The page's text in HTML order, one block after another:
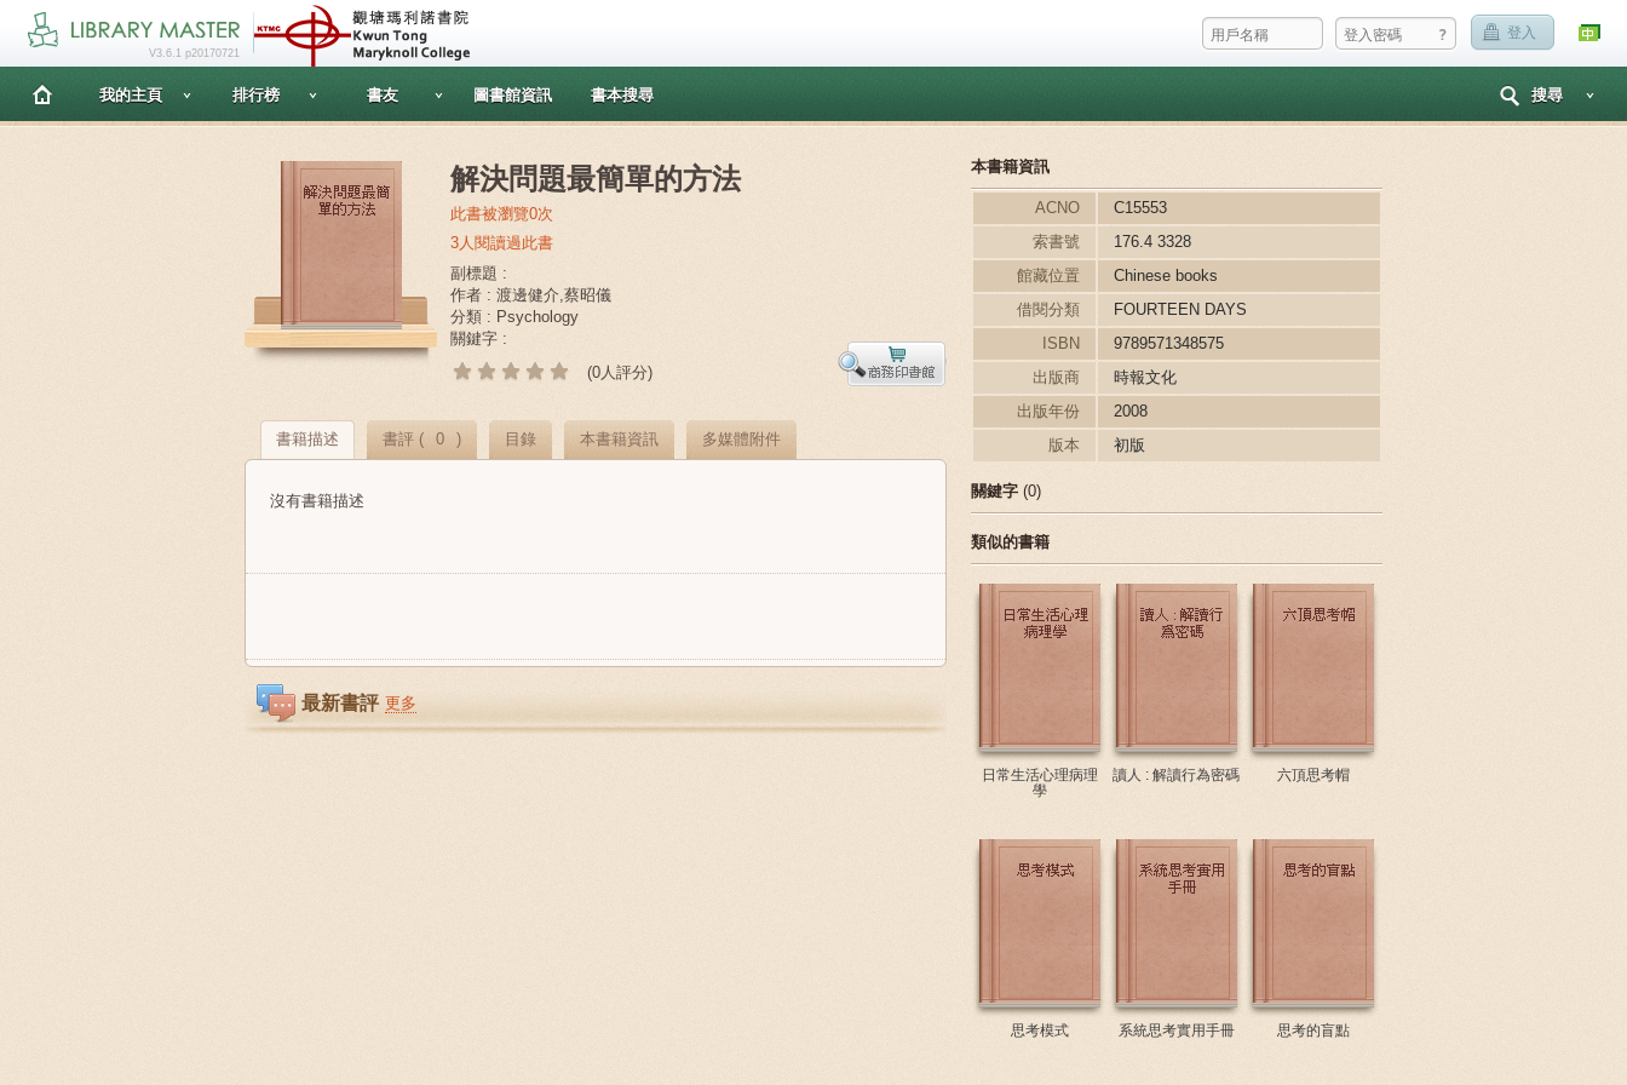
? 登入
V3.6.1 p20170721
我的主頁 排行榜 書友 圖書館資訊 書本搜尋 搜尋
解決問題最簡單的方法
此書被瀏覽0次
3人閱讀過此書
副標題 :
作者 : 渡邊健介,蔡昭儀
分類 : Psychology
關鍵字 :
(0人評分)
書籍描述 書評 ( 0 ) 目錄 本書籍資訊 多媒體附件
沒有書籍描述
最新書評 更多
本書籍資訊
ACNO
C15553
索書號
176.4 3328
館藏位置
Chinese books
借閱分類
FOURTEEN DAYS
ISBN
9789571348575
出版商
時報文化
出版年份
2008
版本
初版
關鍵字 (0)
類似的書籍
日常生活心理病理
學
讀人 : 解讀行為密碼 六頂思考帽
思考模式 系統思考實用手冊 思考的盲點